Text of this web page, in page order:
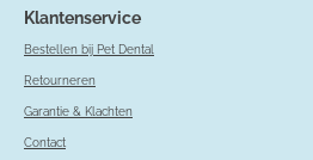
Klantenservice
Bestellen bij Pet Dental
Retourneren
Garantie & Klachten
Contact